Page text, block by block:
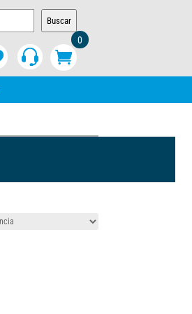
Buscar
0